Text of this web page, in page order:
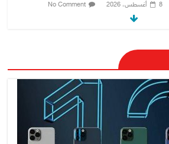
8 أغسطس، 2026 No Comment
رئيس حكومة إقليم كردستان مسرور
بارزاني ينفي ما يشاع عن وجود
عسكري أمريكي في بعض قواعد
الإقليم
8 أغسطس، 2026 No Comment
الدخيل يتابع ميدانياً سير العمل في
المشاريع الاستراتيجية بالموصل